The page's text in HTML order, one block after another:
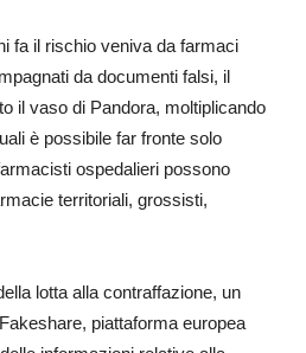
fa il rischio veniva da farmaci
da documenti falsi, il
il vaso di Pandora, moltiplicando
è possibile far fronte solo
ospedalieri possono
territoriali, grossisti,
lotta alla contraffazione, un
piattaforma europea